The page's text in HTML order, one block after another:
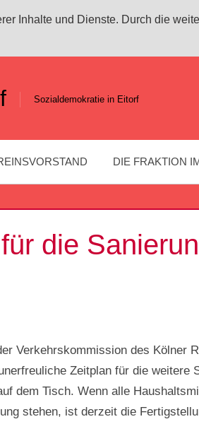
Inhalte und Dienste. Durch die
Sozialdemokratie in Eitorf
DIE FRAKTION
die
Verkehrskommission des Kölner
Zeitplan für die weitere
dem Tisch. Wenn alle
stehen, ist derzeit die